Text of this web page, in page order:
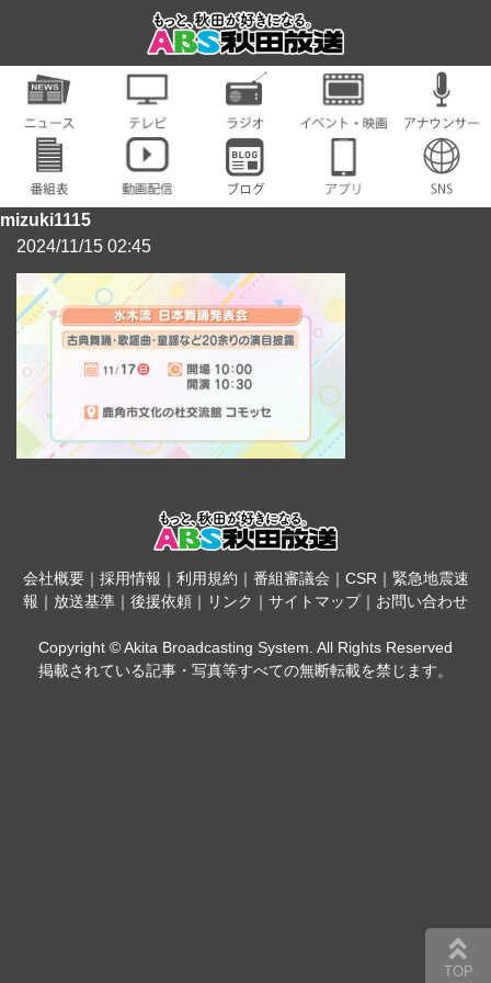
mizuki1115
2024/11/15 02:45
会社概要｜ 採用情報 ｜ 利用規約 ｜ 番組審議会 ｜ CSR｜ 緊急地震速
報 ｜ 放送基準 ｜ 後援依頼 ｜ リンク ｜ サイトマップ｜ お問い合わせ
Copyright © Akita Broadcasting System. All Rights Reserved
掲載されている記事・写真等すべての無断転載を禁じます。